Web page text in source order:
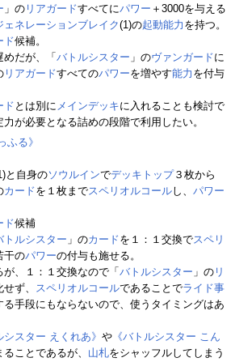
」の リアガードすべてにパワー ＋3000を与える
ェネレーションブレイク(1)の起動能力 を持つ。
ド候補。
だが、「 バトルシスター 」のヴァンガードに
リアガードすべてのパワーを増やす能力 を付与
ド とは別に メインデッキに入れることも検討で
が必要となる詰めの段階で利用したい。
ふる》
と自身のソウルインでデッキトップ３枚から
カードを１枚までスペリオルコールし、 パワー
ド候補
トルシスター 」のカードを１：１交換でスペリ
干のパワーの付与も施せる。
が、１：１交換なので「 バトルシスター 」の リ
ず、 スペリオルコールであることでライド事
手段にもならないので、使うタイミングはあ
シスター えくれあ》 や 《バトルシスター こん
ことであるが、 山札をシャッフルしてしまう